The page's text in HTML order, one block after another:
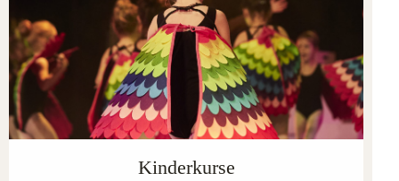
Kinderkurse